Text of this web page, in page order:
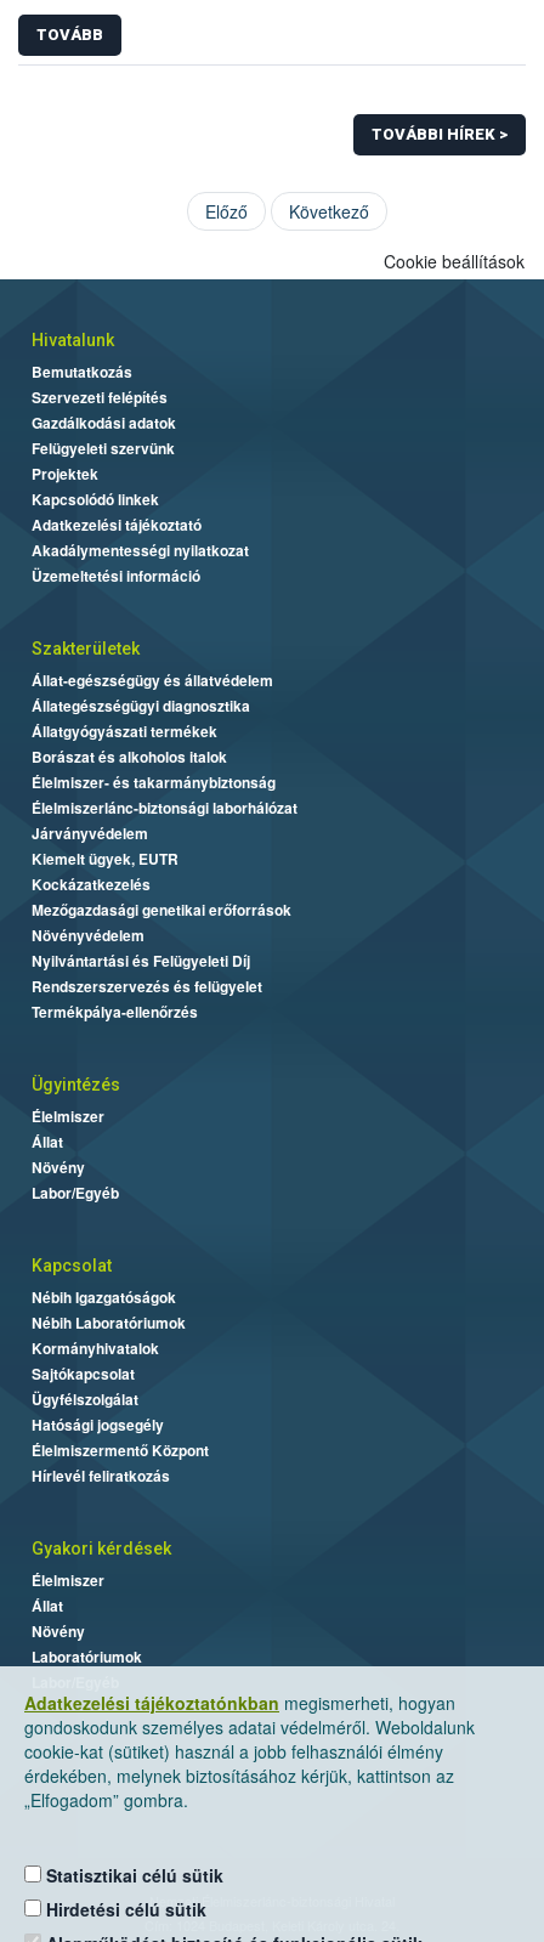
TOVÁBB
TOVÁBBI HÍREK >
Előző Következő
Adatkezelési tájékoztatónkban megismerheti, hogyan
gondoskodunk személyes adatai védelméről. Weboldalunk
cookie-kat (sütiket) használ a jobb felhasználói élmény
érdekében, melynek biztosításához kérjük, kattintson az
„Elfogadom” gombra.
Statisztikai célú sütik
Hirdetési célú sütik
Cookie beállítások
Hivatalunk
Bemutatkozás
Szervezeti felépítés
Gazdálkodási adatok
Felügyeleti szervünk
Projektek
Kapcsolódó linkek
Adatkezelési tájékoztató
Akadálymentességi nyilatkozat
Üzemeltetési információ
Szakterületek
Állat-egészségügy és állatvédelem
Állategészségügyi diagnosztika
Állatgyógyászati termékek
Borászat és alkoholos italok
Élelmiszer- és takarmánybiztonság
Élelmiszerlánc-biztonsági laborhálózat
Járványvédelem
Kiemelt ügyek, EUTR
Kockázatkezelés
Mezőgazdasági genetikai erőforrások
Növényvédelem
Nyilvántartási és Felügyeleti Díj
Rendszerszervezés és felügyelet
Termékpálya-ellenőrzés
Ügyintézés
Élelmiszer
Állat
Növény
Labor/Egyéb
Kapcsolat
Nébih Igazgatóságok
Nébih Laboratóriumok
Kormányhivatalok
Sajtókapcsolat
Ügyfélszolgálat
Hatósági jogsegély
Élelmiszermentő Központ
Hírlevél feliratkozás
Gyakori kérdések
Élelmiszer
Állat
Növény
Laboratóriumok
Nemzeti Élelmiszerlánc-biztonsági Hivatal